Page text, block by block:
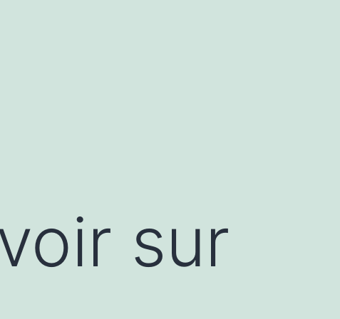
sur